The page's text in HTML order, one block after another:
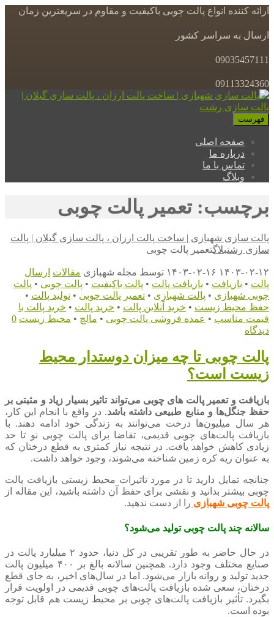
ارائه کننده انواع پالت چوبی باکیفیت و مقاوم در سریعترین زمان
ارسال به سراسر کشور
09035457111
09113324360
فهرست
صفحه اصلی
درباره ما
تماس با ما
وبلاگ
برچسب: تعمیر پالت چوبی
پالت سازی شهبازی | ساخت پالت ارزان ، پالت سازی گیلان | پالت
سازی رشتبلاگتعمیر پالت چوبی
۱۴۰۳-۰۲-۱۲ ۱۴۰۳-۰۲-۱۶ توسط مجله شهبازی مقالات ارسال
پالت • بازیافت • بازیافت پالت • پالت باکیفیت • پالت چوبی • پالت
چوبی شهبازی • پالت شهبازی • تعمیر پالت چوبی • تولید پالت •
حفظ محیط زیست • خرید آنلاین پالت • خرید پالت • خرید پالت با
قیمت مناسب • عمده فروشی پالت چوبی • مالچ • محیط زیست 0
دیدگاه
پالت چوبی تا چه میزان دوستدار محیط
زیست است؟
بازیافت و تعمیر پالت های چوبی می‌تواند تاثیر بسیار زیاد و مثبتی بر
حفظ جنگل‌ها و منابع طبیعی داشته باشد. در واقع با انجام این کار،
هر سال میلیون‌ها درخت می‌توانند به زندگی خود ادامه دهند. با
بازیافت پالت‌های چوبی قدیمی، تقاضا برای پالت چوبی نو تا حد
زیادی کاهش خواهد یافت. در نتیجه نیاز کمتری به قطع درختان که
به عنوان ریه کره زمین شناخته می‌شوند، وجود خواهد داشت.
چنانچه تمایل دارید تا در مورد تاثیرات محیط زیستی بازیافت پالت
چوبی بیشتر بدانید و نقشی برای حفظ آن داشته باشید، این مقاله از
پالت چوبی شهبازی را از دست ندهید.
سالانه چند پالت چوبی تولید می‌شود؟
در حال حاضر به طور تقریبی در کل دنیا، حدود ۲ میلیارد پالت در
صنایع مختلف وجود دارد. همچنین سالانه بالغ بر ۴۰۰ میلیون پالت
جدید تولید و روانه بازار می‌شود. اما در سال‌های اخیر، به جای قطع
درختان، سعی شده بازیافت پالت‌های چوبی قدیمی در اولویت قرار
بگیرد. تأثیر بازیافت پالت‌های چوبی بر محیط زیست هم قابل توجه
بوده است.